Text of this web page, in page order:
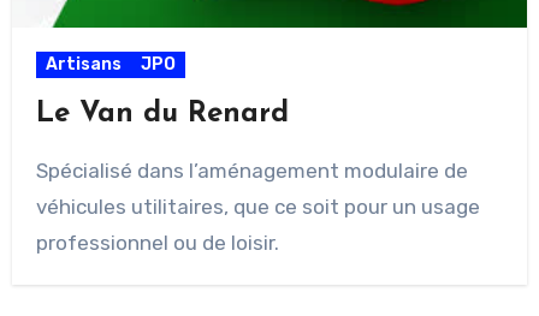
Artisans JPO
Le Van du Renard
Spécialisé dans l’aménagement modulaire de
véhicules utilitaires, que ce soit pour un usage
professionnel ou de loisir.